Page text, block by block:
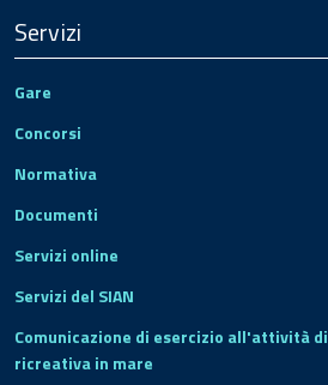
Servizi
Gare
Concorsi
Normativa
Documenti
Servizi online
Servizi del SIAN
Comunicazione di esercizio all'attività
ricreativa in mare